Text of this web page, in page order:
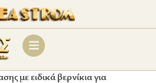
με ειδικά βερνίκια για